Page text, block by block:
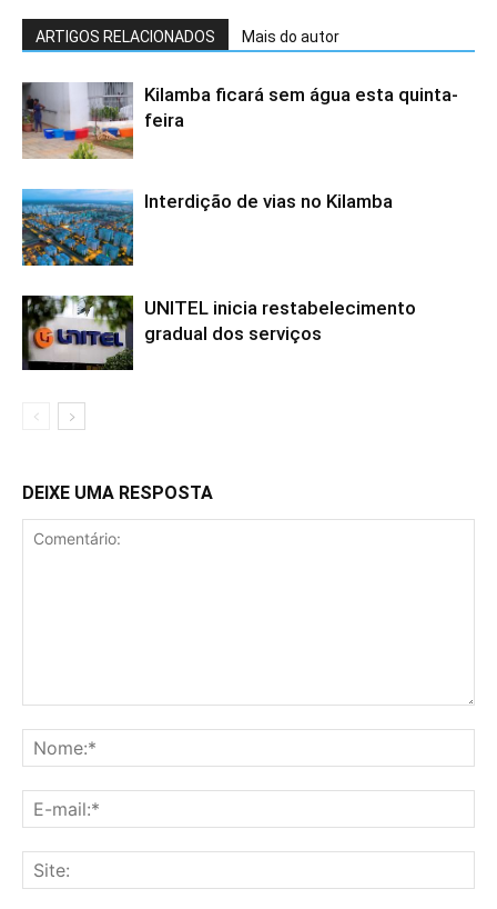
ARTIGOS RELACIONADOS Mais do autor
Kilamba ficará sem água esta quinta-
feira
Interdição de vias no Kilamba
UNITEL inicia restabelecimento
gradual dos serviços
DEIXE UMA RESPOSTA